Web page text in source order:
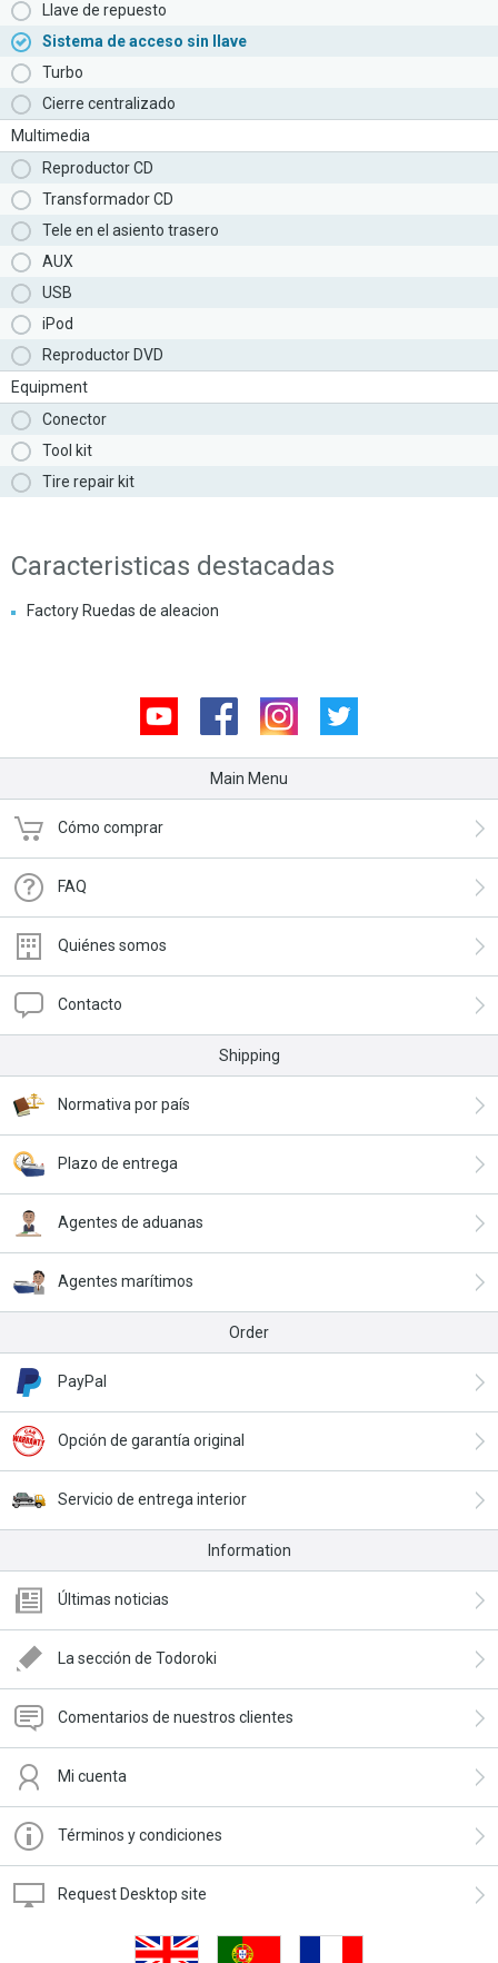
Llave de repuesto
Sistema de acceso sin llave
Turbo
Cierre centralizado
Multimedia
Reproductor CD
Transformador CD
Tele en el asiento trasero
AUX
USB
iPod
Reproductor DVD
Equipment
Conector
Tool kit
Tire repair kit
Caracteristicas destacadas
Factory Ruedas de aleacion
Youtube Facebook Instagram
Main Menu
Cómo comprar
FAQ
Quiénes somos
Contacto
Shipping
Normativa por país
Plazo de entrega
Agentes de aduanas
Agentes marítimos
Order
PayPal
Opción de garantía original
Servicio de entrega interior
Information
Últimas noticias
La sección de Todoroki
Comentarios de nuestros clientes
Mi cuenta
Términos y condiciones
Request Desktop site